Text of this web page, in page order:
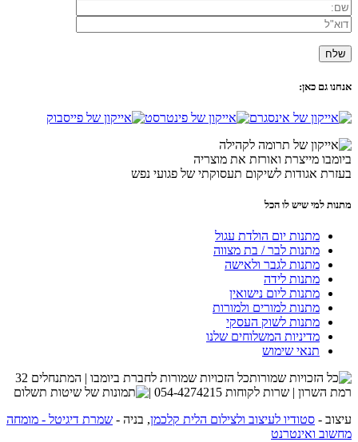
אנחנו גם כאן:
ביומבו מייצרת ואורזת את מוצריה
בעזרת אגודות לשיקום תעסוקתי של פגועי נפש
מתנות למי שיש לו הכל
מתנות יום הולדת עגול
מתנות לבר / בת מצווה
מתנות לגבר ולאישה
מתנות לידה
מתנות ליום נישואין
מתנות למורים ולמורות
מתנות לשוק העסקי
מדיניות המשלוחים שלנו
תנאי שימוש
כל הזכויות שמורות לחברת ביומבו | המתנחלים 32
רמת השרון | שרות לקוחות 054-4274215 |
עיצוב - סטודיו לעיצוב ולצילום הלית קלכמן, בניה - שמרת דיגיטל - מומחה
מחשוב ואינטרנט